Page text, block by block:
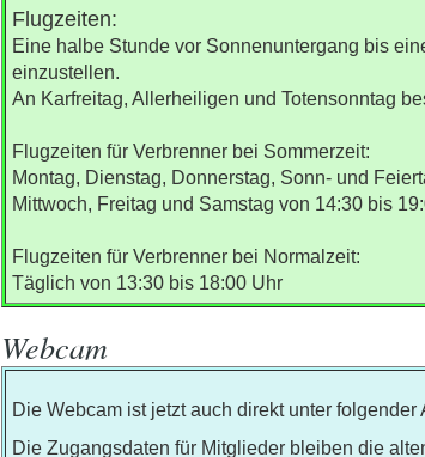
Flugzeiten:
Eine halbe Stunde vor Sonnenuntergang bis
einzustellen.
An Karfreitag, Allerheiligen und Totensonntag
Flugzeiten für Verbrenner bei Sommerzeit:
Montag, Dienstag, Donnerstag, Sonn- und
Mittwoch, Freitag und Samstag von 14:30 bis
F lugzeiten für Verbrenner bei Normalzeit:
Täglich von 13:30 bis 18:00 Uhr
Webcam
Die Webcam ist jetzt auch direkt unter folgender
Die Zugangsdaten für Mitglieder bleiben die